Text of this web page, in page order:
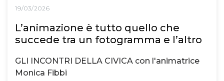
19/03/2026
L’animazione è tutto quello che
succede tra un fotogramma e l’altro
GLI INCONTRI DELLA CIVICA con l'animatrice
Monica Fibbi